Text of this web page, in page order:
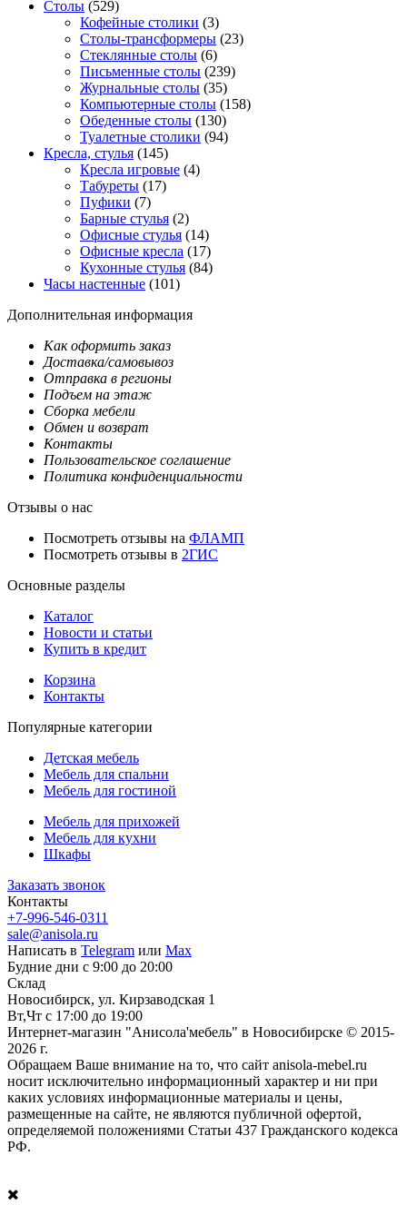
Столы (529)
Кофейные столики (3)
Столы-трансформеры (23)
Стеклянные столы (6)
Письменные столы (239)
Журнальные столы (35)
Компьютерные столы (158)
Обеденные столы (130)
Туалетные столики (94)
Кресла, стулья (145)
Кресла игровые (4)
Табуреты (17)
Пуфики (7)
Барные стулья (2)
Офисные стулья (14)
Офисные кресла (17)
Кухонные стулья (84)
Часы настенные (101)
Дополнительная информация
Как оформить заказ
Доставка/самовывоз
Отправка в регионы
Подъем на этаж
Сборка мебели
Обмен и возврат
Контакты
Пользовательское соглашение
Политика конфиденциальности
Отзывы о нас
Посмотреть отзывы на ФЛАМП
Посмотреть отзывы в 2ГИС
Основные разделы
Каталог
Новости и статьи
Купить в кредит
Корзина
Контакты
Популярные категории
Детская мебель
Мебель для спальни
Мебель для гостиной
Мебель для прихожей
Мебель для кухни
Шкафы
Заказать звонок
Контакты
+7-996-546-0311
sale@anisola.ru
Написать в Telegram или Max
Будние дни с 9:00 до 20:00
Склад
Новосибирск, ул. Кирзаводская 1
Вт,Чт с 17:00 до 19:00
Интернет-магазин "Анисола'мебель" в Новосибирске © 2015-
2026 г.
Обращаем Ваше внимание на то, что сайт anisola-mebel.ru
носит исключительно информационный характер и ни при
каких условиях информационные материалы и цены,
размещенные на сайте, не являются публичной офертой,
определяемой положениями Статьи 437 Гражданского кодекса
РФ.